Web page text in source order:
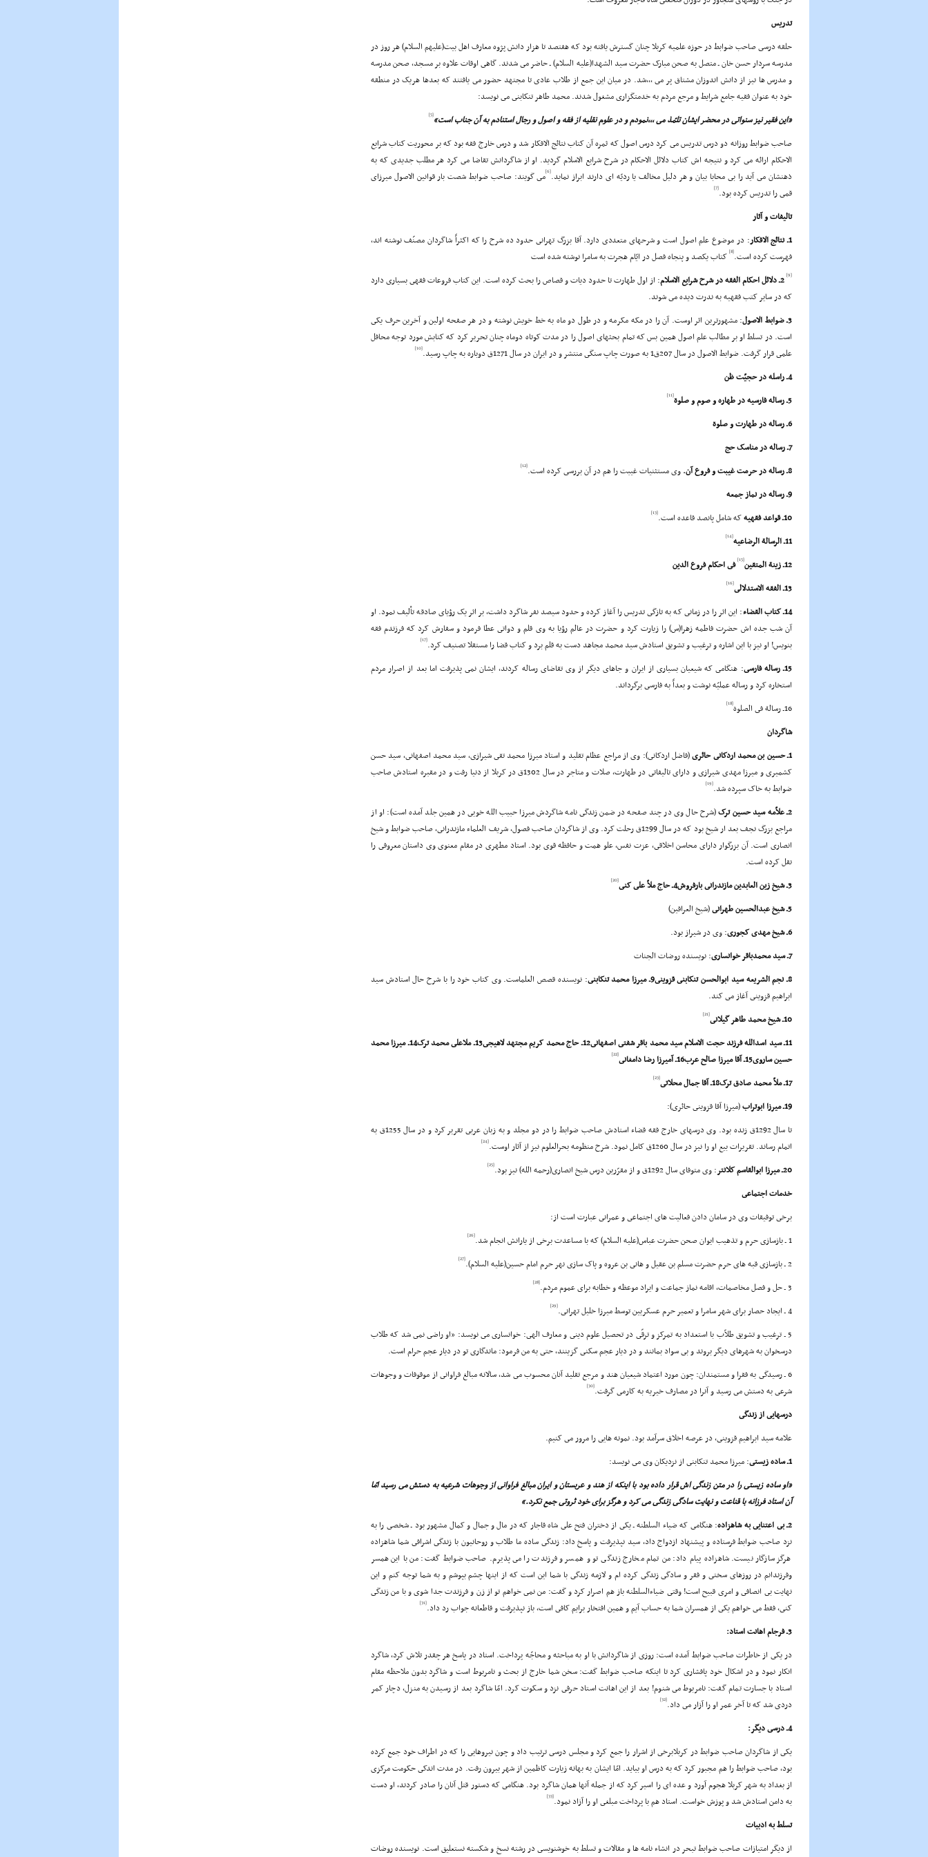
تدریس
حلقه درسى صاحب ضوابط در حوزه علمیه کربلا چنان گسترش یافته بود که هفتصد تا هزار دانش پژوه معارف اهل بیت(علیهم السلام) هر روز در
مدرسه سردار حسن خان ـ متصل به صحن مبارک حضرت سید الشهدا(علیه السلام) ـ حاضر مى شدند. گاهى اوقات علاوه بر مسجد، صحن مدرسه
و مدرس ها نیز از دانش اندوزان مشتاق پر مى ,,,شد. در میان این جمع از طلاب عادى تا مجتهد حضور مى یافتند که بعدها هریک در منطقه
خود به عنوان فقیه جامع شرایط و مرجع مردم به خدمتگزارى مشغول شدند. محمد طاهر تنکابنى مى نویسد:
«این فقیر نیز سنواتى در محضر ایشان تلمّذ مى ,,,نمودم و در علوم نقلیه از فقه و اصول و رجال استنادم به آن جناب است»[5]
صاحب ضوابط روزانه دو درس تدریس مى کرد درس اصول که ثمره آن کتاب نتائج الافکار شد و درس خارج فقه بود که بر محوریت کتاب شرایع
الاحکام ارائه مى کرد و نتیجه اش کتاب دلائل الاحکام در شرح شرایع الاسلام گردید. او از شاگردانش تقاضا مى کرد هر مطلب جدیدى که به
ذهنشان مى آید را بى محابا بیان و هر دلیل مخالف یا ردیّه اى دارند ابراز نماید.[6] مى گویند: صاحب ضوابط شصت بار قوانین الاصول میرزاى
قمى را تدریس کرده بود.[7]
تالیفات و آثار
1ـ نتائج الافکار
: در موضوع علم اصول است و شرحهاى متعددى دارد. آقا بزرگ تهرانى حدود ده شرح را که اکثراً شاگردان مصنّف نوشته اند،
فهرست کرده است.[8] کتاب یکصد و پنجاه فصل در ایّام هجرت به سامرا نوشته شده است
[9]
: از اول طهارت تا حدود دیات و قصاص را بحث کرده است. این کتاب فروعات فقهى بسیارى دارد
که در سایر کتب فقهیه به ندرت دیده مى شوند.
3ـ ضوابط الاصول
: مشهورترین اثر اوست. آن را در مکه مکرمه و در طول دو ماه به خط خویش نوشته و در هر صفحه اولین و آخرین حرف یکى
است. در تسلط او بر مطالب علم اصول همین بس که تمام بحثهاى اصول را در مدت کوتاه دوماه چنان تحریر کرد که کتابش مورد توجه محافل
علمى قرار گرفت. ضوابط الاصول در سال 207ق1 به صورت چاپ سنگى منتشر و در ایران در سال 1271ق دوباره به چاپ رسید.
[10]
4ـ راسله در حجیّت ظن
5ـ رساله فارسیه در طهاره و صوم و صلوة
[11]
6ـ رساله در طهارت و صلوة
7ـ رساله در مناسک حج
8ـ رساله در حرمت غیبت و فروع آن.
وى مستثنیات غیبت را هم در آن بررسى کرده است.[12]
9ـ رساله در نماز جمعه
10ـ قواعد فقهیه
که شامل پانصد قاعده است.[13]
11ـ الرسالة الرضاعیه [14]
12ـ زینة المتقین [15]
فى احکام فروع الدین
13ـ الفقه الاستدلالى
[16]
14ـ کتاب القضاء
: این اثر را در زمانى که به تازگى تدریس را آغاز کرده و حدود سیصد نفر شاگرد داشت، بر اثر یک رؤیاى صادقه تألیف نمود. او
آن شب جده اش حضرت فاطمه زهرا(س) را زیارت کرد و حضرت در عالم رؤیا به وى قلم و دواتى عطا فرمود و سفارش کرد که فرزندم فقه
بنویس! او نیز با این اشاره و ترغیب و تشویق استادش سید محمد مجاهد دست به قلم برد و کتاب قضا را مستقلا تصنیف کرد.[17]
15ـ رساله فارسى
: هنگامى که شیعیان بسیارى از ایران و جاهاى دیگر از وى تقاضاى رساله کردند، ایشان نمى پذیرفت اما بعد از اصرار مردم
استخاره کرد و رساله عملیّه نوشت و بعداً به فارسى برگرداند.
16ـ رسالة فى الصلوة
[18]
شاگردان
1ـ حسین بن محمد اردکانى حائرى
(فاضل اردکانى): وى از مراجع عظام تقلید و استاد میرزا محمد تقى شیرازى، سید محمد اصفهانى، سید حسن
کشمیرى و میرزا مهدى شیرازى و داراى تالیفاتى در طهارت، صلات و متاجر در سال 1302ق در کربلا از دنیا رفت و در مقبره استادش صاحب
ضوابط به خاک سپرده شد.[19]
2ـ علاّمه سید حسین ترک
(شرح حال وى در چند صفحه در ضمن زندگى نامه شاگردش میرزا حبیب الله خویى در همین جلد آمده است): او از
مراجع بزرگ نجف بعد ار شیخ بود که در سال 1299ق رحلت کرد. وى از شاگردان صاحب فصول، شریف العلماء مازندرانى، صاحب ضوابط و شیخ
انصارى است. آن بزرگوار داراى محاسن اخلاقى، عزت نفس، علو همت و حافظه قوى بود. استاد مطهرى در مقام معنوى وى داستان معروفى را
نقل کرده است.
3ـ شیخ زین العابدین مازندرانى بارفروش4ـ حاج ملاّ على کنى
[20]
5ـ شیخ عبدالحسین طهرانى
(شیخ العراقین)
6ـ شیخ مهدى کجورى
: وى در شیراز بود.
7ـ سید محمدباقر خوانسارى
: نویسنده روضات الجنات
8ـ نجم الشریعه سید ابوالحسن تنکابنى قزوینى9ـ میرزا محمد تنکابنى
: نویسنده قصص العلماست. وى کتاب خود را با شرح حال استادش سید
ابراهیم قزوینى آغاز مى کند.
10ـ شیخ محمد طاهر گیلانى
[21]
11ـ سید اسدالله فرزند حجت الاسلام سید محمد باقر شفتى اصفهانى12ـ حاج محمد کریم مجتهد لاهیجى13ـ ملاعلى محمد ترک14ـ میرزا محمد
حسین ساروى15ـ آقا میرزا صالح عرب16ـ آمیرزا رضا دامغانى
[22]
17ـ ملاّ محمد صادق ترک18ـ آقا جمال محلاتى [23]
19ـ میرزا ابوتراب
(میرزا آقا قزوینى حائرى):
تا سال 1292ق زنده بود. وى درسهاى خارج فقه قضاء استادش صاحب ضوابط را در دو مجلد و به زبان عربى تقریر کرد و در سال 1255ق به
اتمام رساند. تقریرات بیع او را نیز در سال 1260ق کامل نمود. شرح منظومه بحرالعلوم نیز از آثار اوست.
[24]
20ـ میرزا ابوالقاسم کلانتر : وى متوفاى سال 1292ق و از مقرّرین درس شیخ انصارى(رحمه الله) نیز بود. [25]
خدمات اجتماعى
برخى توفیقات وى در سامان دادن فعالیت هاى اجتماعى و عمرانى عبارت است از:
1 ـ بازسازى حرم و تذهیب ایوان صحن حضرت عباس(علیه السلام) که با مساعدت برخى از یارانش انجام شد.
[26]
2 ـ بازسازى قبه هاى حرم حضرت مسلم بن عقیل و هانى بن عروه و پاک سازى نهر حرم امام حسین(علیه السلام). [27]
3 ـ حل و فصل مخاصمات، اقامه نماز جماعت و ایراد موعظه و خطابه براى عموم مردم. [28]
4 ـ ایجاد حصار براى شهر سامرا و تعمیر حرم عسکریین توسط میرزا خلیل تهرانى. [29]
5 ـ ترغیب و تشویق طلاّب با استعداد به تمرکز و ترقّى در تحصیل علوم دینى و معارف الهى: خوانسارى مى نویسد: «او راضى نمى شد که طلاب
درسخوان به شهرهاى دیگر بروند و بى سواد بمانند و در دیار عجم سکنى گزینند، حتى به من فرمود: ماندگارى تو در دیار عجم حرام است.
6 ـ رسیدگى به فقرا و مستمندان: چون مورد اعتماد شیعیان هند و مرجع تقلید آنان محسوب مى شد، سالانه مبالغ فراوانى از موقوفات و وجوهات
شرعى به دستش مى رسید و آنرا در مصارف خیریه به کارمى گرفت.[30]
درسهایى از زندگى
علامه سید ابراهیم قزوینى، در عرصه اخلاق سرآمد بود. نمونه هایى را مرور مى کنیم.
1ـ ساده زیستى
: میرزا محمد تنکابنى از نزدیکان وى مى نویسد:
«او ساده زیستى را در متن زندگى اش قرار داده بود با اینکه از هند و عربستان و ایران مبالغ فراوانى از وجوهات شرعیه به دستش مى رسید امّا
آن استاد فرزانه با قناعت و نهایت سادگى زندگى مى کرد و هرگز براى خود ثروتى جمع نکرد.»
2ـ بى اعتنایى به شاهزاده
: هنگامى که ضیاء السلطنه ـ یکى از دختران فتح على شاه قاجار که در مال و جمال و کمال مشهور بود ـ شخصى را به
نزد صاحب ضوابط فرستاده و پیشنهاد ازدواج داد، سید نپذیرفت و پاسخ داد: زندگى ساده ما طلاب و روحانیون با زندگى اشرافى شما شاهزاده
هرگز سازگار نیست. شاهزاده پیام داد: من تمام مخارج زندگى تو و همسر و فرزندت را مى پذیرم. صاحب ضوابط گفت: من با این همسر
وفرزندانم در روزهاى سختى و فقر و سادگى زندگى کرده ام و لازمه زندگى با شما این است که از اینها چشم بپوشم و به شما توجه کنم و این
نهایت بى انصافى و امرى قبیح است! وقتى ضیاءالسلطنه باز هم اصرار کرد و گفت: من نمى خواهم تو از زن و فرزندت جدا شوى و با من زندگى
کنى، فقط مى خواهم یکى از همسران شما به حساب آیم و همین افتخار برایم کافى است، باز نپذیرفت و قاطعانه جواب رد داد.[31]
3ـ فرجام اهانت استاد:
در یکى از خاطرات صاحب ضوابط آمده است: روزى از شاگردانش با او به مباحثه و محاجّه پرداخت. استاد در پاسخ هر چقدر تلاش کرد، شاگرد
انکار نمود و در اشکال خود پافشارى کرد تا اینکه صاحب ضوابط گفت: سخن شما خارج از بحث و نامربوط است و شاگرد بدون ملاحظه مقام
استاد با جسارت تمام گفت: نامربوط مى شنوم! بعد از این اهانت استاد حرفى نزد و سکوت کرد. امّا شاگرد بعد از رسیدن به منزل، دچار کمر
دردى شد که تا آخر عمر او را آزار مى داد.[32]
4ـ درسى دیگر:
یکى از شاگردان صاحب ضوابط در کربلابرخى از اشرار را جمع کرد و مجلس درسى ترتیب داد و چون نیروهایى را که در اطراف خود جمع کرده
بود، صاحب ضوابط را هم مجبور کرد که به درس او بیاید. امّا ایشان به بهانه زیارت کاظمین از شهر بیرون رفت. در مدت اندکى حکومت مرکزى
از بغداد به شهر کربلا هجوم آورد و عده اى را اسیر کرد که از جمله آنها همان شاگرد بود. هنگامى که دستور قتل آنان را صادر کردند، او دست
به دامن استادش شد و پوزش خواست. استاد هم با پرداخت مبلغى او را آزاد نمود.[33]
تسلط به ادبیات
از دیگر امتیازات صاحب ضوابط تبحر در انشاء نامه ها و مقالات و تسلط به خوشنویسى در رشته نسخ و شکسته نستعلیق است. نویسنده روضات